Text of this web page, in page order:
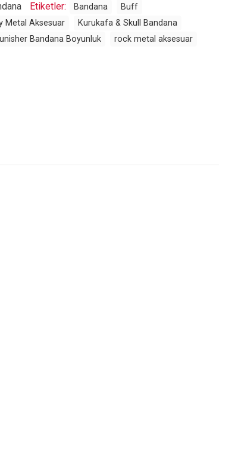
Etiketler: Bandana
Buff
Metal Aksesuar
Kurukafa & Skull Bandana
Bandana Boyunluk rock metal aksesuar